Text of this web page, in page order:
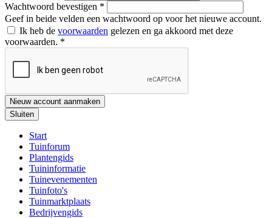
Wachtwoord bevestigen *
Geef in beide velden een wachtwoord op voor het nieuwe account.
Ik heb de voorwaarden gelezen en ga akkoord met deze
voorwaarden. *
Nieuw account aanmaken
Sluiten
Start
Tuinforum
Plantengids
Tuininformatie
Tuinevenementen
Tuinfoto's
Tuinmarktplaats
Bedrijvengids